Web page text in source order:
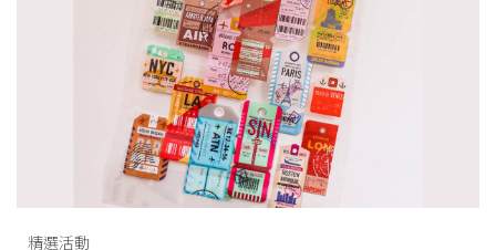
精選活動